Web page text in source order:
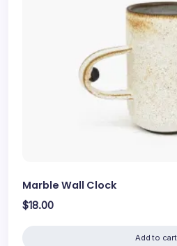
Marble Wall Clock
$18.00
Add to cart